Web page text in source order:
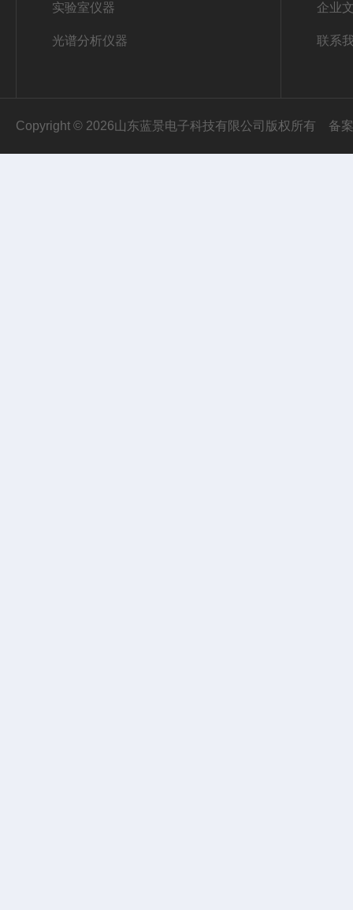
实验室仪器
光谱分析仪器
企业
联系
Copyright © 2026山东蓝景电子科技有限公司版权所有 备